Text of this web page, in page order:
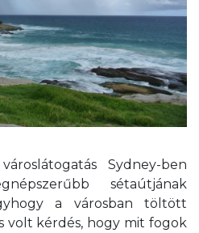
Sydney-ben
sétaútjának
a városban töltött
volt kérdés, hogy mit fogok